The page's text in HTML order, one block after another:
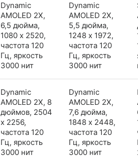
Dynamic
AMOLED 2X,
6,5 дюйма,
1080 x 2520,
частота 120
Гц, яркость
3000 нит
Dynamic
AMOLED 2X,
5,5 дюйма,
1248 x 1972,
частота 120
Гц, яркость
3000 нит
Dynamic
AMOLED 2X, 8
дюймов, 2504
x 2256,
частота 120
Гц, яркость
3000 нит
Dynamic
AMOLED 2X,
7,6 дюйма,
1848 x 2448,
частота 120
Гц, яркость
3000 нит